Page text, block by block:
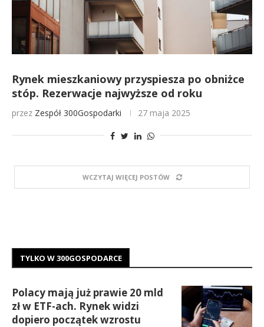
Rynek mieszkaniowy przyspiesza po obniżce
stóp. Rezerwacje najwyższe od roku
przez Zespół 300Gospodarki 27 maja 2025
WCZYTAJ WIĘCEJ POSTÓW
TYLKO W 300GOSPODARCE
Polacy mają już prawie 20 mld
zł w ETF-ach. Rynek widzi
dopiero początek wzrostu